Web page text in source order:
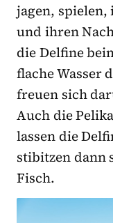
jagen,
und ihren
die Delfine
flache Wasser
freuen sich
Auch die
lassen die
stibitzen dann
Fisch.